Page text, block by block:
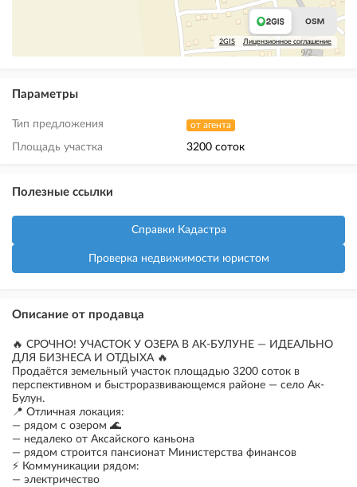
2GIS Лицензионное соглашение
Параметры
Тип предложения от агента
Площадь участка 3200 соток
Полезные ссылки
Справки Кадастра
Проверка недвижимости юристом
Описание от продавца
🔥 СРОЧНО! УЧАСТОК У ОЗЕРА В АК-БУЛУНЕ — ИДЕАЛЬНО
ДЛЯ БИЗНЕСА И ОТДЫХА 🔥
Продаётся земельный участок площадью 3200 соток в
перспективном и быстроразвивающемся районе — село Ак-
Булун.
📍 Отличная локация:
— рядом с озером 🌊
— недалеко от Аксайского каньона
— рядом строится пансионат Министерства финансов
⚡ Коммуникации рядом:
— электричество